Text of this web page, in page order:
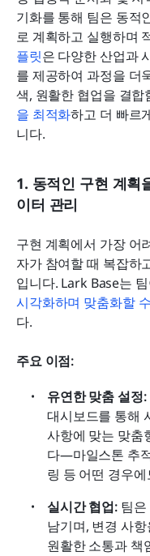
기화를 통해 팀은 동적
로 계획하고 실행하며
플릿은 다양한 산업과
를 제공하여 과정을 더
색, 원활한 협업을 결
을 최적화하고 더 빠르
니다.
1. 동적인 구현 계획
이터 관리
구현 계획에서 가장 어
자가 참여할 때 복잡하
입니다. Lark Base는
시각화하며 맞춤화할
다.
주요 이점:
유연한 맞춤 설정:
대시보드를 통해
사항에 맞는 맞춤
다—마일스톤 추
링 등 어떤 경우
실시간 협업: 팀
남기며, 변경 사
원활한 소통과 책